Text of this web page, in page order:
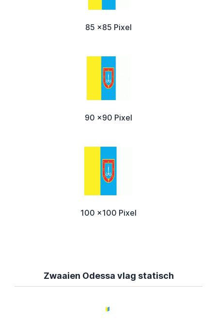
85 x85 Pixel
90 x90 Pixel
100 x100 Pixel
Zwaaien Odessa vlag statisch